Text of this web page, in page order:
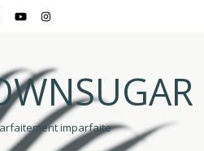
imparfaite